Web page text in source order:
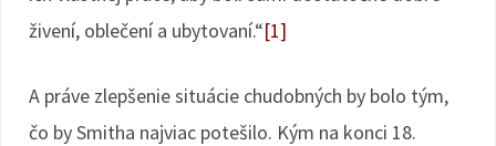
živení, oblečení a ubytovaní.“[1]
A práve zlepšenie situácie chudobných by bolo tým,
čo by Smitha najviac potešilo. Kým na konci 18.